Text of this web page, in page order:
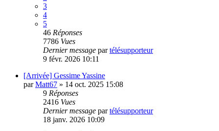
3
4
5
46 Réponses
7786 Vues
Dernier message partélésupporteur
9 févr. 2026 10:11
[Arrivée] Gessime Yassine
parMatt67 » 14 oct. 2025 15:08
9 Réponses
2416 Vues
Dernier message partélésupporteur
18 janv. 2026 10:09